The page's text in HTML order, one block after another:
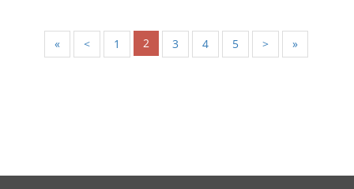
« < 1 2 3 4 5 > »